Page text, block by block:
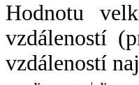
Hodnotu
vzdáleností
vzdáleností